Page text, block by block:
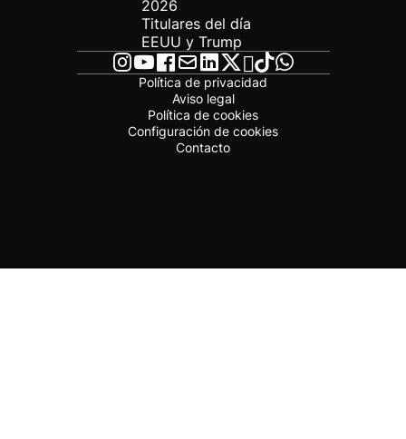
2026
Titulares del día
EEUU y Trump
Política de privacidad
Aviso legal
Política de cookies
Configuración de cookies
Contacto